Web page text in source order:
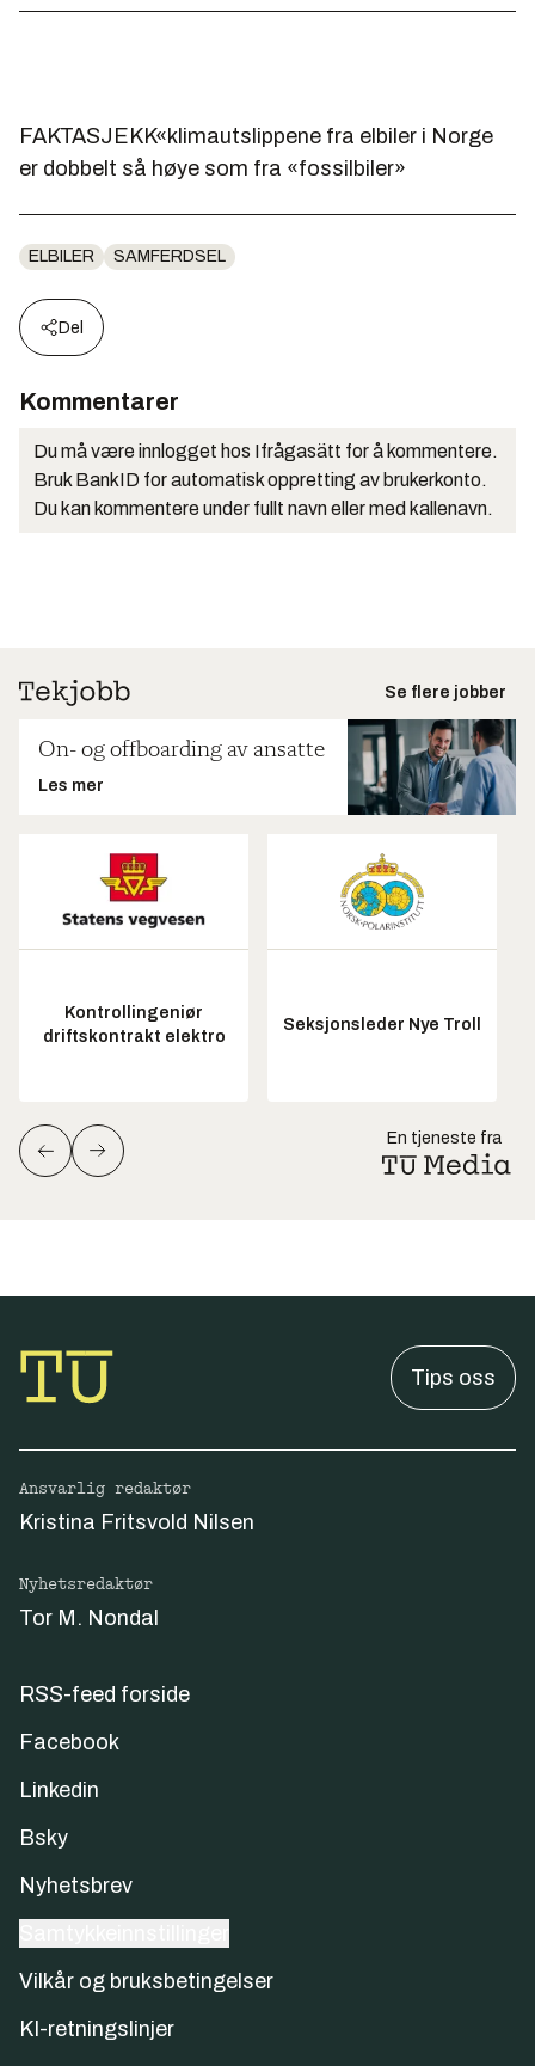
FAKTASJEKK«klimautslippene fra elbiler i Norge
er dobbelt så høye som fra «fossilbiler»
ELBILER SAMFERDSEL
Del
Kommentarer
Du må være innlogget hos Ifrågasätt for å kommentere.
Bruk BankID for automatisk oppretting av brukerkonto.
Du kan kommentere under fullt navn eller med kallenavn.
Se flere jobber
On- og offboarding av ansatte
Les mer
Kontrollingeniør
driftskontrakt elektro
Seksjonsleder Nye Troll
En tjeneste fra
Tips oss
Ansvarlig redaktør
Kristina Fritsvold Nilsen
Nyhetsredaktør
Tor M. Nondal
RSS-feed forside
Facebook
Linkedin
Bsky
Nyhetsbrev
Vilkår og bruksbetingelser
KI-retningslinjer